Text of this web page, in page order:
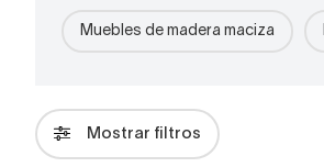
Muebles de madera maciza
Mostrar filtros